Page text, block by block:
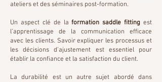
ateliers et des séminaires post-formation.
Un aspect clé de laformation saddle fitting est
l’apprentissage de la communication efficace
avec les clients. Savoir expliquer les processus et
les décisions d’ajustement est essentiel pour
établir la confiance et la satisfaction du client.
La durabilité est un autre sujet abordé dans